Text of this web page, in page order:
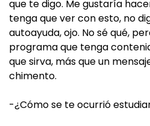
que te digo. Me gustaría
tenga que ver con esto, no
autoayuda, ojo. No sé qué,
programa que tenga
que sirva, más que un
chimento.
-¿Cómo se te ocurrió